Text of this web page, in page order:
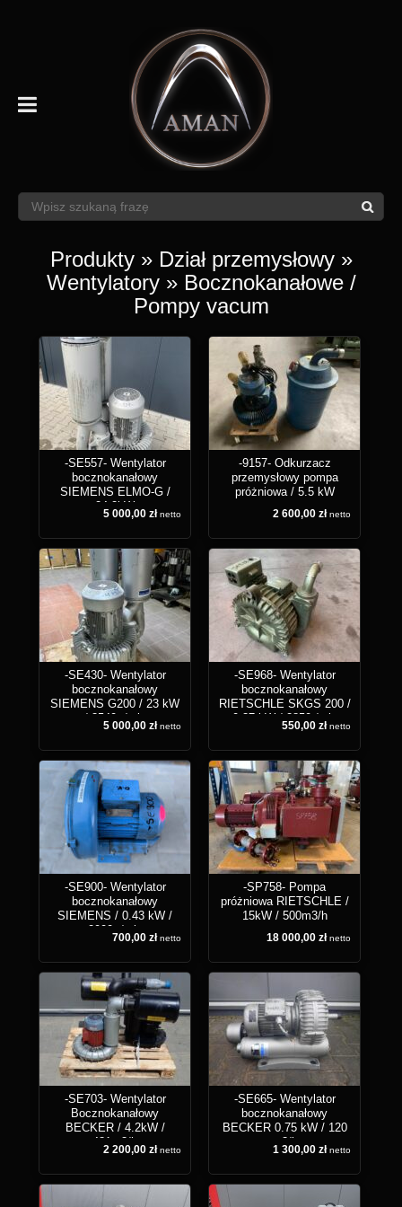
Produkty» Dział przemysłowy»
Wentylatory» Bocznokanałowe /
Pompy vacum
-SE557- Wentylator
bocznokanałowy
SIEMENS ELMO-G /
24.2kW
5 000,00 zł netto
-9157- Odkurzacz
przemysłowy pompa
próżniowa / 5.5 kW
2 600,00 zł netto
-SE430- Wentylator
bocznokanałowy
SIEMENS G200 / 23 kW
/ 3540 r/min
5 000,00 zł netto
-SE968- Wentylator
bocznokanałowy
RIETSCHLE SKGS 200 /
0.37 kW / 2850r/min
550,00 zł netto
-SE900- Wentylator
bocznokanałowy
SIEMENS / 0.43 kW /
2900 r/min
700,00 zł netto
-SP758- Pompa
próżniowa RIETSCHLE /
15kW / 500m3/h
18 000,00 zł netto
-SE703- Wentylator
Bocznokanałowy
BECKER / 4.2kW /
481m3/h
2 200,00 zł netto
-SE665- Wentylator
bocznokanałowy
BECKER 0.75 kW / 120
m3/h
1 300,00 zł netto